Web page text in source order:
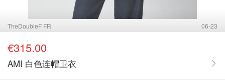
TheDoubleF FR 06-23
€315.00
AMI 白色连帽卫衣